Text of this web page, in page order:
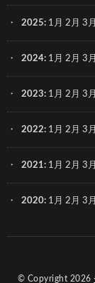
2025: 1月 2月 3月
2024: 1月 2月 3月
2023: 1月 2月 3月
2022: 1月 2月 3月
2021: 1月 2月 3月
2020: 1月 2月 3月
© Copyright 2026